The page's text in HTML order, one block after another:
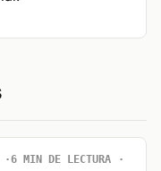
6 MIN DE LECTURA